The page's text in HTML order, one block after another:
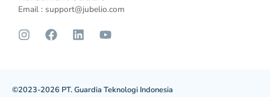
Email : support@jubelio.com
©2023-2026 PT. Guardia Teknologi Indonesia